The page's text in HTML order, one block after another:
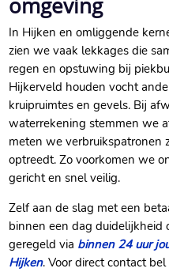
In Hijken en omliggende
zien we vaak lekkages die
regen en opstuwing bij
Hijkerveld houden vocht
kruipruimtes en gevels.​ Bij
waterrekening stemmen we
meten we verbruikspatronen
optreedt.​ Zo voorkomen we
gericht en snel veilig.​
Zelf aan de slag met een
binnen een dag duidelijkheid
geregeld via binnen 24 uur
Hijken.​ Voor direct contact